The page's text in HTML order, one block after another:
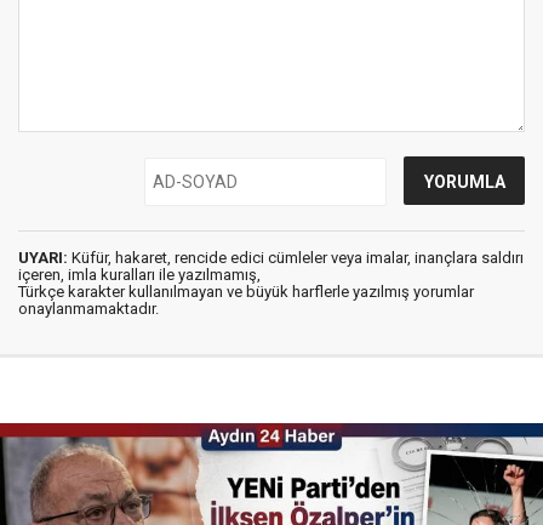
UYARI: Küfür, hakaret, rencide edici cümleler veya imalar, inançlara saldırı
içeren, imla kuralları ile yazılmamış,
Türkçe karakter kullanılmayan ve büyük harflerle yazılmış yorumlar
onaylanmamaktadır.